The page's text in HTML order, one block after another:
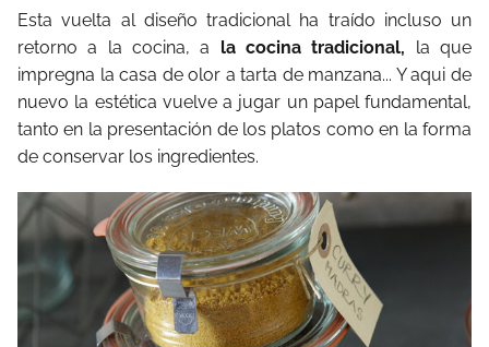
Esta vuelta al diseño tradicional ha traído incluso un
retorno a la cocina, a la cocina tradicional, la que
impregna la casa de olor a tarta de manzana... Y aqui de
nuevo la estética vuelve a jugar un papel fundamental,
tanto en la presentación de los platos como en la forma
de conservar los ingredientes.